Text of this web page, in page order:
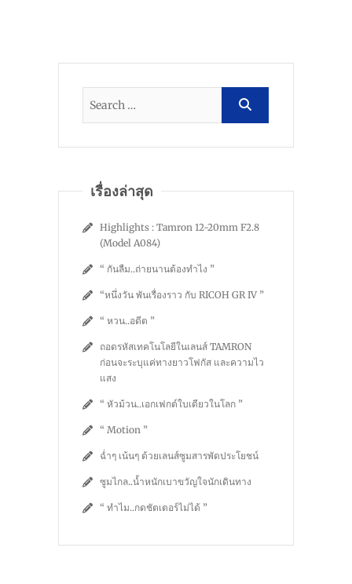
เรื่องล่าสุด
Highlights : Tamron 12-20mm F2.8
(Model A084)
“ กันลืม..ถ่ายนานต้องทำไง ”
“หนึ่งวัน พันเรื่องราว กับ RICOH GR IV ”
“ หวน..อดีต ”
ถอดรหัสเทคโนโลยีในเลนส์ TAMRON
ก่อนจะระบุแค่ทางยาวโฟกัส และความไว
แสง
“ หัวม้วน..เอกเฟกต์ใบเดียวในโลก ”
“ Motion ”
ฉ่ำๆ เน้นๆ ด้วยเลนส์ซูมสารพัดประโยชน์
ซูมไกล..น้ำหนักเบาขวัญใจนักเดินทาง
“ ทำไม..กดชัตเตอร์ไม่ได้ ”